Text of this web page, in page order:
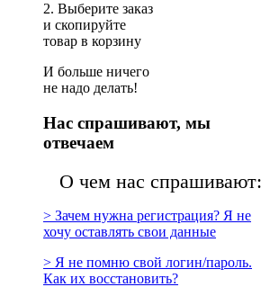
2. Выберите заказ
и скопируйте
товар в корзину
И больше ничего
не надо делать!
Нас спрашивают, мы
отвечаем
О чем нас спрашивают:
> Зачем нужна регистрация? Я не
хочу оставлять свои данные
> Я не помню свой логин/пароль.
Как их восстановить?